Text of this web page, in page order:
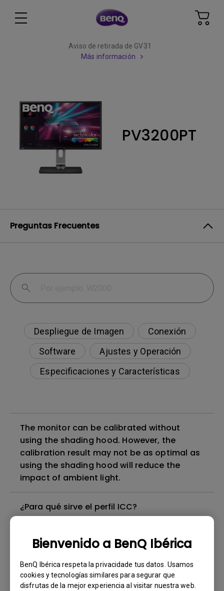
Bienvenido a BenQ Ibérica
BenQ Ibérica respeta la privacidade tus datos. Usamos
cookies y tecnologías similares para segurar que
disfrutas de la mejor experiencia al visitar nuestra web.
Aviso de retirada de GV31
Más información
PV3200PT
Preguntas Frecuentes
Despliegue de Imagen
Conexión
Software
Ajustes y Operación
Especificaciones y Características
The monitor can be calibrated without
using the shading hood. However, the
calibration result may not be as optimal as
using the shading hood will reduce the
impact of ambient light.
¿Para qué sirve el perfil ICC?
¿Qué es el efecto IPS glow y cómo puedo
hacerlo menos visible?
¿Qué es la Uniformity Technology?